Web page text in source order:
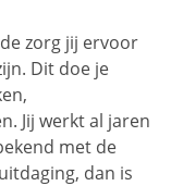
zorg jij ervoor
Dit doe je
Jij werkt al jaren
met de
dan is